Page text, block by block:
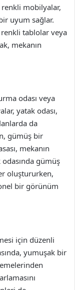
renkli mobilyalar,
uyum sağlar.
renkli tablolar veya
mekanın
odası veya
yatak odası,
da
gümüş bir
mekanın
odasında gümüş
oluştururken,
bir görünüm
için düzenli
yumuşak bir